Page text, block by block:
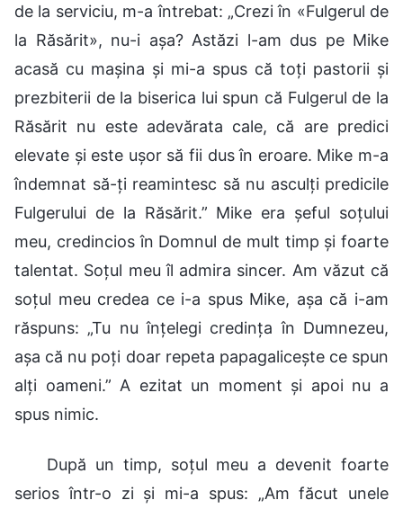
de la serviciu, m-a întrebat: „Crezi în «Fulgerul de
la Răsărit», nu-i așa? Astăzi l-am dus pe Mike
acasă cu mașina și mi-a spus că toți pastorii și
prezbiterii de la biserica lui spun că Fulgerul de la
Răsărit nu este adevărata cale, că are predici
elevate și este ușor să fii dus în eroare. Mike m-a
îndemnat să-ți reamintesc să nu asculți predicile
Fulgerului de la Răsărit.” Mike era șeful soțului
meu, credincios în Domnul de mult timp și foarte
talentat. Soțul meu îl admira sincer. Am văzut că
soțul meu credea ce i-a spus Mike, așa că i-am
răspuns: „Tu nu înțelegi credința în Dumnezeu,
așa că nu poți doar repeta papagalicește ce spun
alți oameni.” A ezitat un moment și apoi nu a
spus nimic.
După un timp, soțul meu a devenit foarte
serios într-o zi și mi-a spus: „Am făcut unele